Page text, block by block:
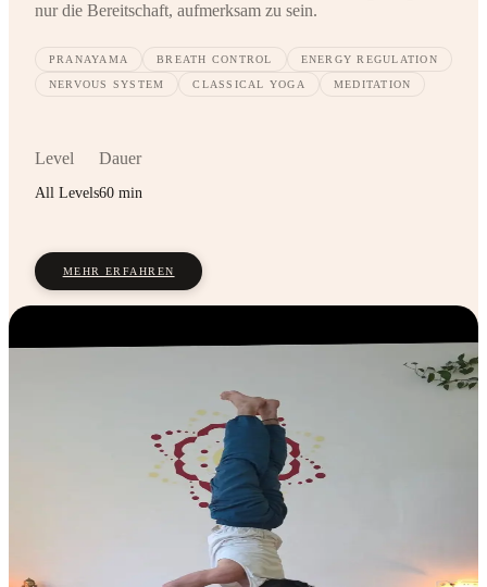
nur die Bereitschaft, aufmerksam zu sein.
PRANAYAMA BREATH CONTROL ENERGY REGULATION
NERVOUS SYSTEM CLASSICAL YOGA MEDITATION
Level
All Levels
Dauer
60 min
MEHR ERFAHREN